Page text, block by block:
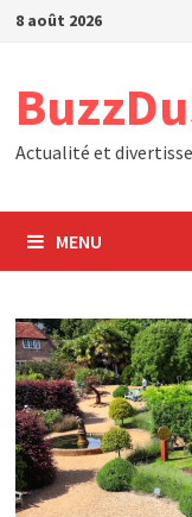
Passer
8 août 2026
Actualité et
MENU